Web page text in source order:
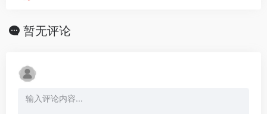
暂无评论